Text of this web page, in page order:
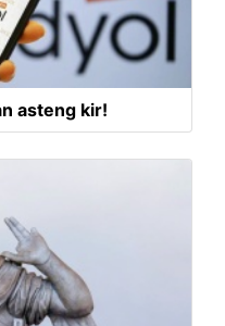
asteng kir!